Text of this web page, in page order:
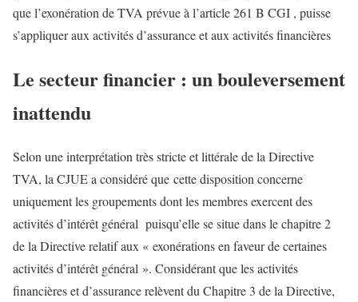
que l’exonération de TVA prévue à l’article 261 B CGI , puisse
s’appliquer aux activités d’assurance et aux activités financières
Le secteur financier : un bouleversement
inattendu
Selon une interprétation très stricte et littérale de la Directive
TVA, la CJUE a considéré que cette disposition concerne
uniquement les groupements dont les membres exercent des
activités d’intérêt général puisqu’elle se situe dans le chapitre 2
de la Directive relatif aux « exonérations en faveur de certaines
activités d’intérêt général ». Considérant que les activités
financières et d’assurance relèvent du Chapitre 3 de la Directive,